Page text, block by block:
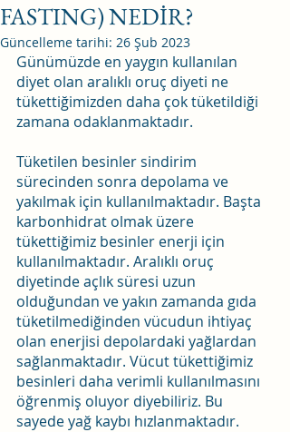
FASTING) NEDİR?
Güncelleme tarihi: 26 Şub 2023
Günümüzde en yaygın kullanılan
diyet olan aralıklı oruç diyeti ne
tükettiğimizden daha çok tüketildiği
zamana odaklanmaktadır.
Tüketilen besinler sindirim
sürecinden sonra depolama ve
yakılmak için kullanılmaktadır. Başta
karbonhidrat olmak üzere
tükettiğimiz besinler enerji için
kullanılmaktadır. Aralıklı oruç
diyetinde açlık süresi uzun
olduğundan ve yakın zamanda gıda
tüketilmediğinden vücudun ihtiyaç
olan enerjisi depolardaki yağlardan
sağlanmaktadır. Vücut tükettiğimiz
besinleri daha verimli kullanılmasını
öğrenmiş oluyor diyebiliriz. Bu
sayede yağ kaybı hızlanmaktadır.